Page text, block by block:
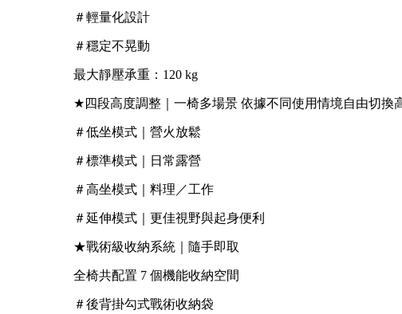
＃輕量化設計
＃穩定不晃動
最大靜壓承重：120 kg
★四段高度調整｜一椅多場景 依據不同使用情境自由切換
＃低坐模式｜營火放鬆
＃標準模式｜日常露營
＃高坐模式｜料理／工作
＃延伸模式｜更佳視野與起身便利
★戰術級收納系統｜隨手即取
全椅共配置 7 個機能收納空間
＃後背掛勾式戰術收納袋